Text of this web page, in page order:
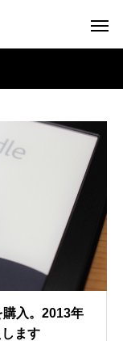
入。2013年
ます